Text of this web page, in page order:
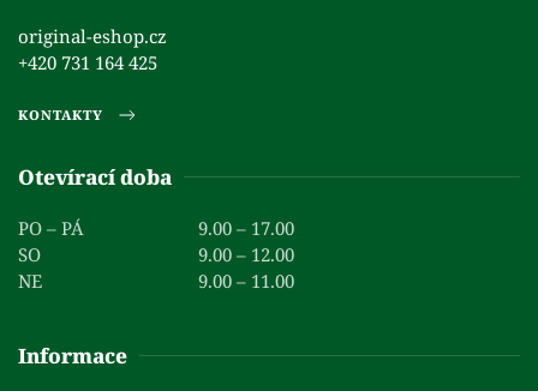
original-eshop.cz
+420 731 164 425
KONTAKTY
Otevírací doba
PO – PÁ
9.00 – 17.00
SO
9.00 – 12.00
NE
9.00 – 11.00
Informace